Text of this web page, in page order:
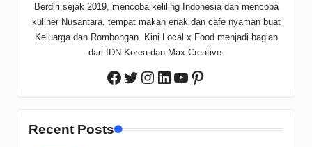
Berdiri sejak 2019, mencoba keliling Indonesia dan mencoba
kuliner Nusantara, tempat makan enak dan cafe nyaman buat
Keluarga dan Rombongan. Kini Local x Food menjadi bagian
dari IDN Korea dan Max Creative.
Facebook
Twitter
Instagram
LinkedIn
YouTube
Pinterest
Recent Posts